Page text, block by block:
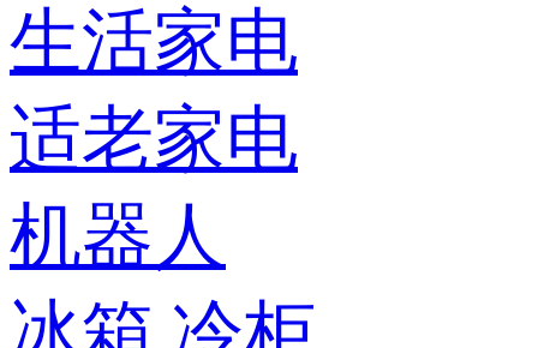
生活家电
适老家电
机器人